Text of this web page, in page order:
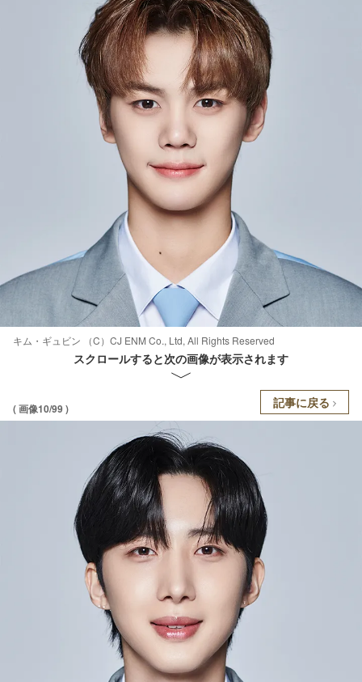
キム・ギュビン （C）CJ ENM Co., Ltd, All Rights Reserved
スクロールすると次の画像が表示されます
( 画像10/99 ) 記事に戻る